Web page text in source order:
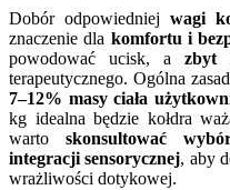
Dobór odpowiedniej wagi
znaczenie dla komfortu i
powodować ucisk, a zbyt
terapeutycznego. Ogólna
7–12% masy ciała
kg idealna będzie kołdra
wartoskonsultować
integracji sensorycznej, aby
wrażliwości dotykowej.